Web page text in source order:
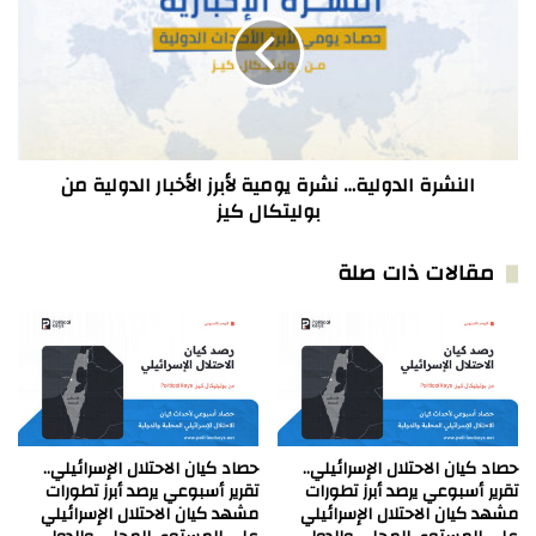
بوليتكال
النشرة الدولية… نشرة يومية لأبرز الأخبار الدولية من
بوليتكال كيز
مقالات ذات صلة
حصاد كيان الاحتلال الإسرائيلي..
تقرير أسبوعي يرصد أبرز تطورات
مشهد كيان الاحتلال الإسرائيلي
حصاد كيان الاحتلال الإسرائيلي..
تقرير أسبوعي يرصد أبرز تطورات
مشهد كيان الاحتلال الإسرائيلي